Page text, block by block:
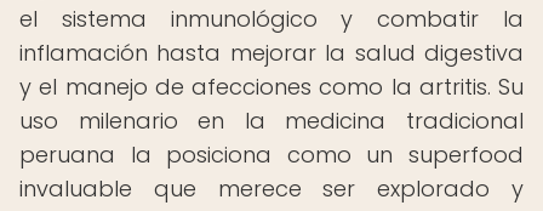
el sistema inmunológico y combatir la
inflamación hasta mejorar la salud digestiva
y el manejo de afecciones como la artritis. Su
uso milenario en la medicina tradicional
peruana la posiciona como un superfood
invaluable que merece ser explorado y